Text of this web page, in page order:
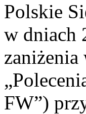
Polskie
w dniach
FW”)